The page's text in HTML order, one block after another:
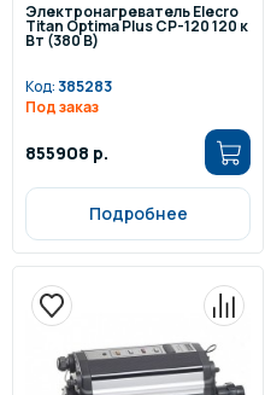
Электронагреватель Elecro
Titan Optima Plus СP-120 120 к
Вт (380 В)
Код: 385283
Под заказ
855908 р.
Подробнее